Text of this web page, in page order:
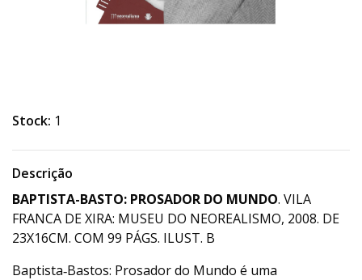
Stock: 1
Descrição
BAPTISTA-BASTO: PROSADOR DO MUNDO. VILA
FRANCA DE XIRA: MUSEU DO NEOREALISMO, 2008. DE
23X16CM. COM 99 PÁGS. ILUST. B
Baptista‑Bastos: Prosador do Mundo é uma